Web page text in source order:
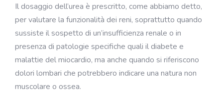
Il dosaggio dell’urea è prescritto, come abbiamo detto,
per valutare la funzionalità dei reni, soprattutto quando
sussiste il sospetto di un’insufficienza renale o in
presenza di patologie specifiche quali il diabete e
malattie del miocardio, ma anche quando si riferiscono
dolori lombari che potrebbero indicare una natura non
muscolare o ossea.